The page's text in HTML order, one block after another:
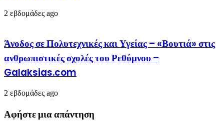
2 εβδομάδες ago
Άνοδος σε Πολυτεχνικές και Υγείας – «Βουτιά» στις
ανθρωπιστικές σχολές του Ρεθύμνου –
Galaksias.com
2 εβδομάδες ago
Αφήστε μια απάντηση